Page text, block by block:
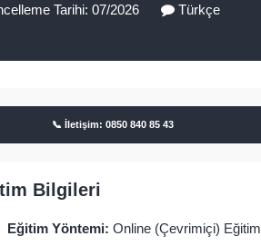
Tarihi: 07/2026
Türkçe
📞 İletişim: 0850 840 85 43
Bilgileri
Eğitim Yöntemi: Online (Çevrimiçi) Eğitim